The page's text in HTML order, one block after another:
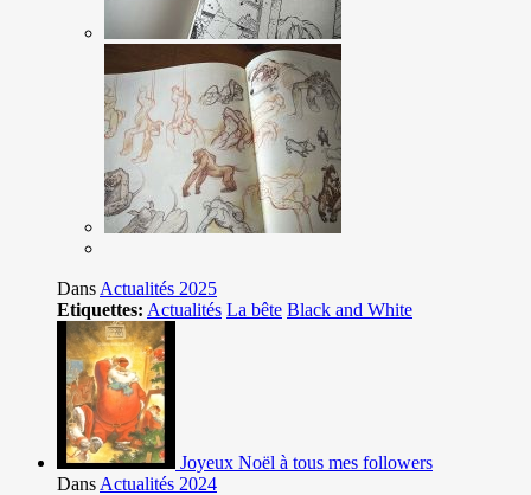
Dans Actualités 2025
Etiquettes: Actualités La bête Black and White
Joyeux Noël à tous mes followers
Dans Actualités 2024